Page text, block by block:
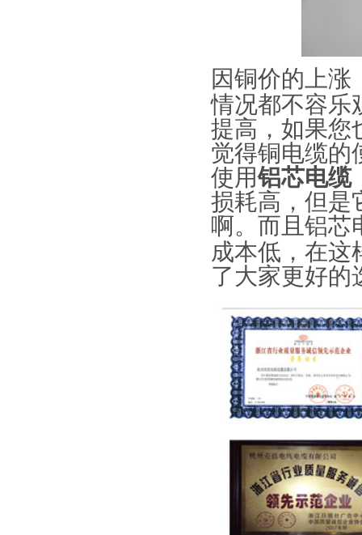
因铜价的上涨
情况都不容乐
提高，如果您
觉得铜电缆的
使用铝芯电缆
损耗高，但是
啊。 而且 铝芯
成本低 ，在
了大家更好的